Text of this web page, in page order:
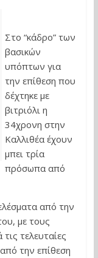
Στο “κάδρο” των
βασικών
υπόπτων για
την επίθεση που
δέχτηκε με
βιτριόλι η
34χρονη στην
Καλλιθέα έχουν
μπει τρία
πρόσωπα από
από την
με τους
τελευταίες
την επίθεση